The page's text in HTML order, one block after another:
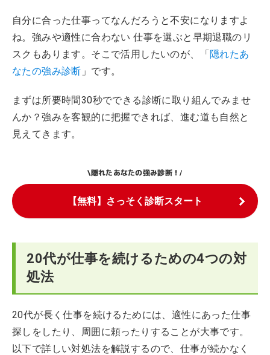
自分に合った仕事ってなんだろうと不安になりますよ
ね。強みや適性に合わない 仕事を選ぶと早期退職のリ
スクもあります。そこで活用したいのが、「隠れたあ
なたの強み診断 」です。
まずは所要時間30秒でできる診断に取り組んでみませ
んか？強みを客観的に把握できれば、進む道も自然と
見えてきます。
\隠れたあなたの強み診断！/
【無料】さっそく診断スタート
20代が仕事を続けるための4つの対
処法
20代が長く仕事を続けるためには、適性にあった仕事
探しをしたり、周囲に頼ったりすることが大事です。
以下で詳しい対処法を解説するので、仕事が続かなく